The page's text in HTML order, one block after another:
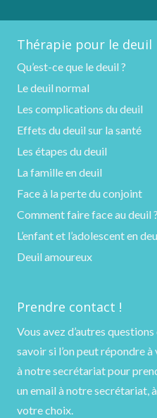
Thérapie pour le deuil
Qu’est-ce que le deuil ?
Le deuil normal
Les complications du deuil
Effets du deuil sur la santé
Les étapes du deuil
La famille en deuil
Face à la perte du conjoint
Comment faire face au deuil ?
L’enfant et l’adolescent en
Deuil amoureux
Prendre contact !
Vous avez d’autres
savoir si l’on peut répondre
à notre secrétariat pour
un email à notre secrétariat,
votre choix.